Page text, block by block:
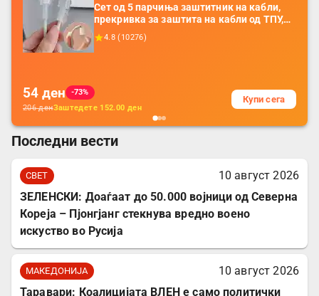
Сет од 5 парчиња заштитник на кабли,
прекривка за заштита на кабли од ТПУ,
додатоци за заштита на кабли, без
батерија, за мобилни телефони, комплет
4.8 (10276)
54 ден
-73%
206денЗаштедете 152.00 ден
Купи сега
Последни вести
СВЕТ
10 август 2026
ЗЕЛЕНСКИ: Доаѓаат до 50.000 војници од Северна
Кореја – Пјонгјанг стекнува вредно воено
искуство во Русија
МАКЕДОНИЈА
10 август 2026
Таравари: Коалицијата ВЛЕН е само политички